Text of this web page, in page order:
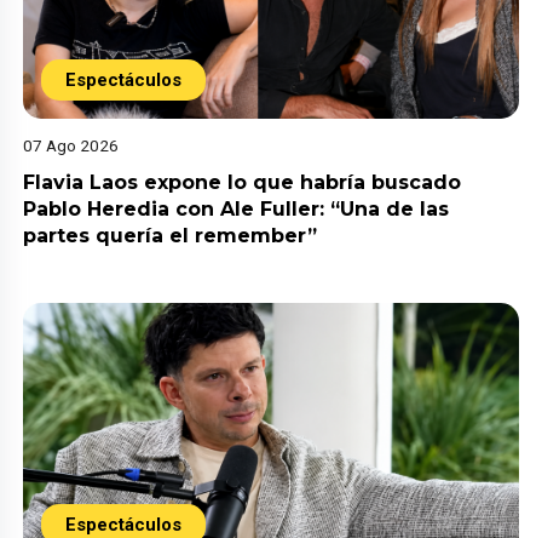
Espectáculos
07 Ago 2026
Flavia Laos expone lo que habría buscado
Pablo Heredia con Ale Fuller: “Una de las
partes quería el remember”
Espectáculos